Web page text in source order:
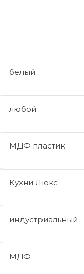
белый
любой
МДФ пластик
Кухни Люкс
индустриальный
МДФ